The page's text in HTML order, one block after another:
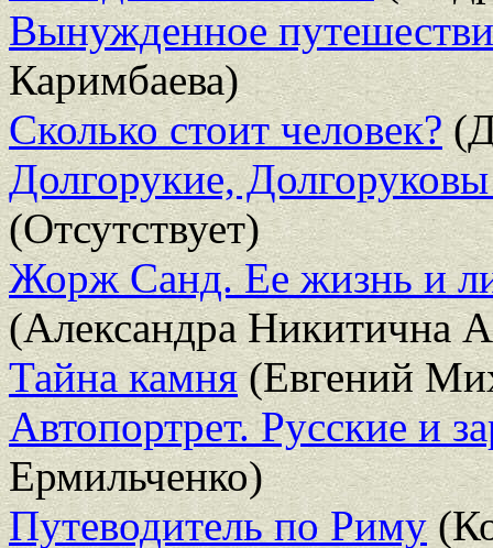
Вынужденное
Каримбаева)
Сколько стоит человек?
Долгорукие,
(Отсутствует)
Жорж Санд. Ее жизнь и
(Александра Никитична
Тайна камня(Евгений
Автопортрет. Русские и
Ермильченко)
Путеводитель по Риму